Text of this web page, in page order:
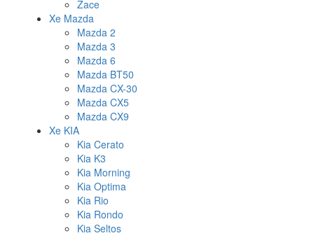
Zace
Xe Mazda
Mazda 2
Mazda 3
Mazda 6
Mazda BT50
Mazda CX-30
Mazda CX5
Mazda CX9
Xe KIA
Kia Cerato
Kia K3
Kia Morning
Kia Optima
Kia Rio
Kia Rondo
Kia Seltos